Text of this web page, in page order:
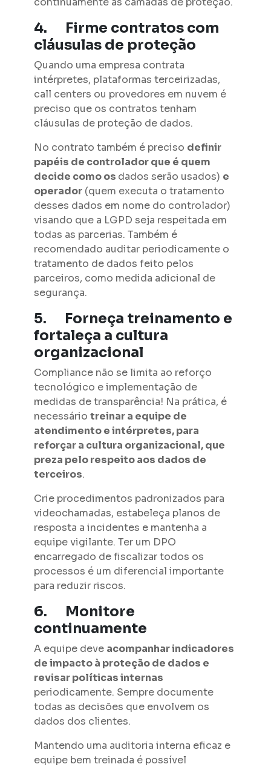
4.
Firme contratos com
cláusulas de proteção
Quando uma empresa contrata
intérpretes, plataformas terceirizadas,
call centers ou provedores em nuvem é
preciso que os contratos tenham
cláusulas de proteção de dados.
No contrato também é preciso definir
papéis de controlador que é quem
decide como os dados serão usados) e
operador (quem executa o tratamento
desses dados em nome do controlador)
visando que a LGPD seja respeitada em
todas as parcerias. Também é
recomendado auditar periodicamente o
tratamento de dados feito pelos
parceiros, como medida adicional de
segurança.
5.
Forneça treinamento e
fortaleça a cultura
organizacional
Compliance não se limita ao reforço
tecnológico e implementação de
medidas de transparência! Na prática, é
necessário treinar a equipe de
atendimento e intérpretes, para
reforçar a cultura organizacional, que
preza pelo respeito aos dados de
terceiros.
Crie procedimentos padronizados para
videochamadas, estabeleça planos de
resposta a incidentes e mantenha a
equipe vigilante. Ter um DPO
encarregado de fiscalizar todos os
processos é um diferencial importante
para reduzir riscos.
6.
Monitore
continuamente
A equipe deve acompanhar indicadores
de impacto à proteção de dados e
revisar políticas internas
periodicamente. Sempre documente
todas as decisões que envolvem os
dados dos clientes.
Mantendo uma auditoria interna eficaz e
equipe bem treinada é possível